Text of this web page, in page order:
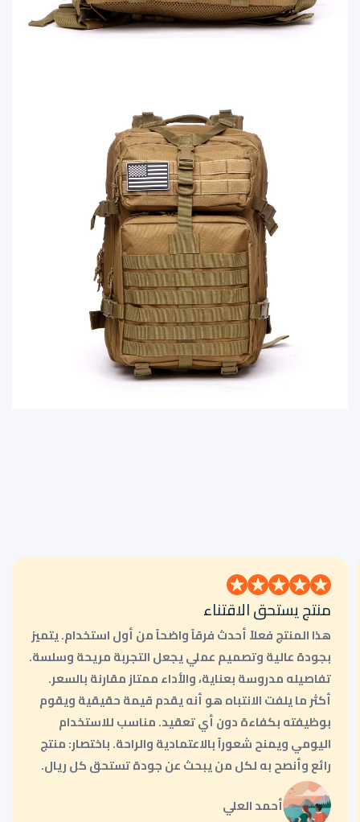
منتج يستحق الاقتناء
هذا المنتج فعلاً أحدث فرقاً واضحاً من أول استخدام. يتميز
بجودة عالية وتصميم عملي يجعل التجربة مريحة وسلسة.
تفاصيله مدروسة بعناية، والأداء ممتاز مقارنة بالسعر.
أكثر ما يلفت الانتباه هو أنه يقدم قيمة حقيقية ويقوم
بوظيفته بكفاءة دون أي تعقيد. مناسب للاستخدام
اليومي ويمنح شعوراً بالاعتمادية والراحة. باختصار: منتج
رائع وأنصح به لكل من يبحث عن جودة تستحق كل ريال.
أحمد العلي